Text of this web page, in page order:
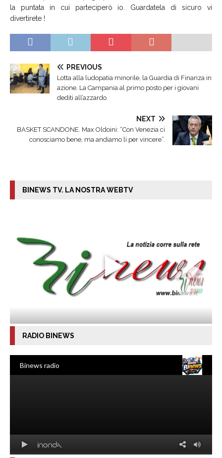
la puntata in cui parteciperò io. Guardatela di sicuro vi
divertirete !
PREVIOUS
Lotta alla ludopatia minorile, la Guardia di Finanza in
azione. La Campania al primo posto per i giovani
dediti all’azzardo
NEXT
BASKET SCANDONE. Max Oldoini: “Con Venezia ci
conosciamo bene, ma andiamo lì per vincere”.
BINEWS TV. LA NOSTRA WEBTV
RADIO BINEWS